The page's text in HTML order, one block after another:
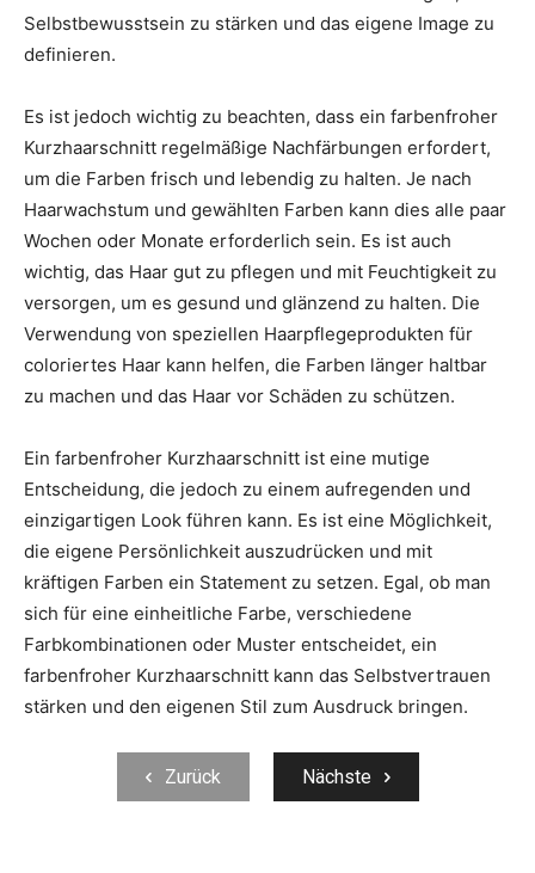
Selbstbewusstsein zu stärken und das eigene Image zu
definieren.
Es ist jedoch wichtig zu beachten, dass ein farbenfroher
Kurzhaarschnitt regelmäßige Nachfärbungen erfordert,
um die Farben frisch und lebendig zu halten. Je nach
Haarwachstum und gewählten Farben kann dies alle paar
Wochen oder Monate erforderlich sein. Es ist auch
wichtig, das Haar gut zu pflegen und mit Feuchtigkeit zu
versorgen, um es gesund und glänzend zu halten. Die
Verwendung von speziellen Haarpflegeprodukten für
coloriertes Haar kann helfen, die Farben länger haltbar
zu machen und das Haar vor Schäden zu schützen.
Ein farbenfroher Kurzhaarschnitt ist eine mutige
Entscheidung, die jedoch zu einem aufregenden und
einzigartigen Look führen kann. Es ist eine Möglichkeit,
die eigene Persönlichkeit auszudrücken und mit
kräftigen Farben ein Statement zu setzen. Egal, ob man
sich für eine einheitliche Farbe, verschiedene
Farbkombinationen oder Muster entscheidet, ein
farbenfroher Kurzhaarschnitt kann das Selbstvertrauen
stärken und den eigenen Stil zum Ausdruck bringen.
Zurück Nächste